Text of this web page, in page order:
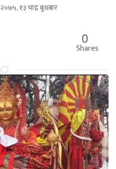
२०७५, १३ भाद्र बुधबार
0
Shares